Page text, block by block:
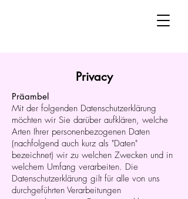
Privacy
Präambel
Mit der folgenden Datenschutzerklärung
möchten wir Sie darüber aufklären, welche
Arten Ihrer personenbezogenen Daten
(nachfolgend auch kurz als "Daten"
bezeichnet) wir zu welchen Zwecken und in
welchem Umfang verarbeiten. Die
Datenschutzerklärung gilt für alle von uns
durchgeführten Verarbeitungen